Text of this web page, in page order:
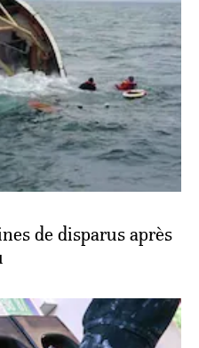
de disparus après